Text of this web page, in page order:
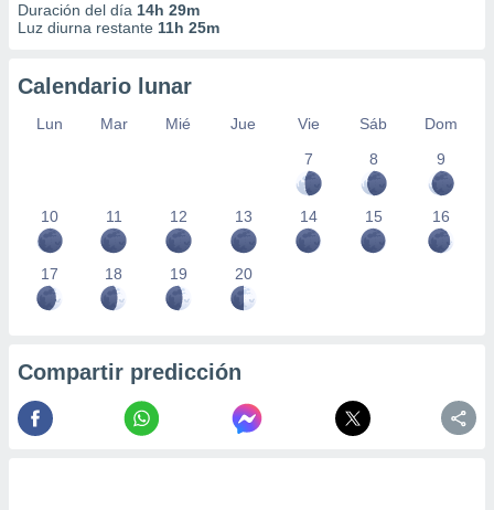
Duración del día 14h 29m
Luz diurna restante 11h 25m
Calendario lunar
Lun Mar Mié Jue Vie Sáb
Dom
7
8 9
10 11 12 13 14 15 16
17 18 19 20
Compartir predicción